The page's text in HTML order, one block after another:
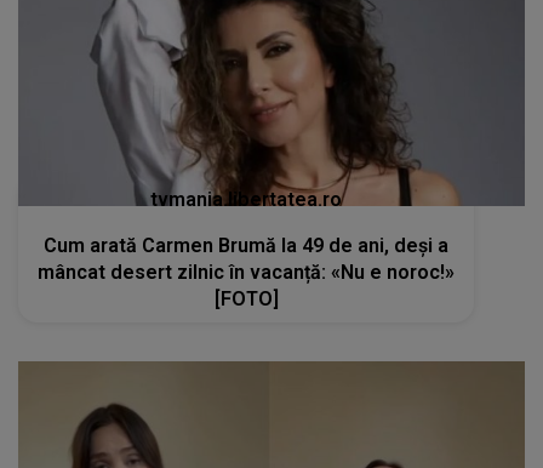
tvmania.libertatea.ro
Cum arată Carmen Brumă la 49 de ani, deși a
mâncat desert zilnic în vacanță: «Nu e noroc!»
[FOTO]